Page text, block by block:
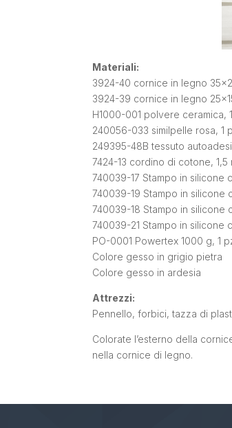
Materiali:
3924-40 cornice in legno
3924-39 cornice in legno
H1000-001 polvere ceramica,
240056-033 similpelle rosa, 1
249395-48B tessuto
7424-13 cordino di cotone, 1,5
740039-17 Stampo in silicone
740039-19 Stampo in silicone
740039-18 Stampo in silicone
740039-21 Stampo in silicone
PO-0001 Powertex 1000 g, 1
Colore gesso in grigio pietra
Colore gesso in ardesia
Attrezzi:
Pennello, forbici, tazza di
Colorate l’esterno della
nella cornice di legno.